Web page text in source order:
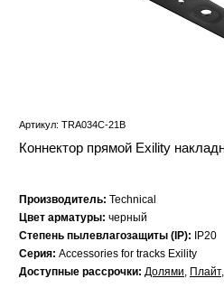
Артикул: TRA034C-21B
Коннектор прямой Exility
Производитель: Technical
Цвет арматуры: черный
Степень пылевлагозащиты (IP):
IP20
Серия: Accessories for tracks Exility
Доступные рассрочки: Долями, Плайт,